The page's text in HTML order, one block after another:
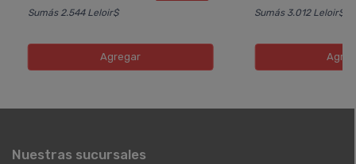
Sumás 2.544 Leloir$
Agregar
Sumás 3.012 Leloir$
Nuestras sucursales